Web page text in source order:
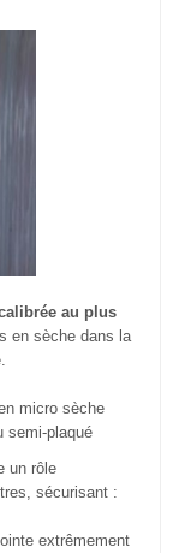
au plus
en sèche dans la
micro sèche
semi-plaqué
un rôle
sécurisant :
extrêmement